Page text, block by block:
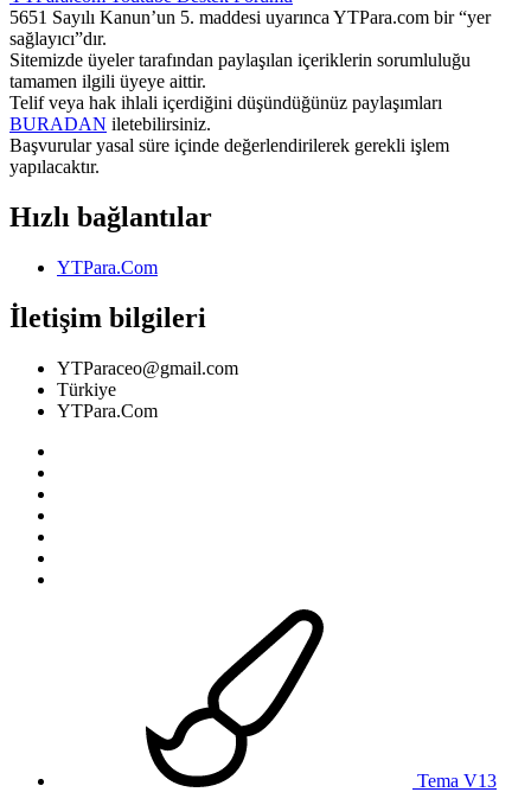
5651 Sayılı Kanun’un 5. maddesi uyarınca YTPara.com bir “yer
sağlayıcı”dır.
Sitemizde üyeler tarafından paylaşılan içeriklerin sorumluluğu
tamamen ilgili üyeye aittir.
Telif veya hak ihlali içerdiğini düşündüğünüz paylaşımları
BURADAN iletebilirsiniz.
Başvurular yasal süre içinde değerlendirilerek gerekli işlem
yapılacaktır.
Hızlı bağlantılar
YTPara.Com
İletişim bilgileri
YTParaceo@gmail.com
Türkiye
YTPara.Com
Tema V13